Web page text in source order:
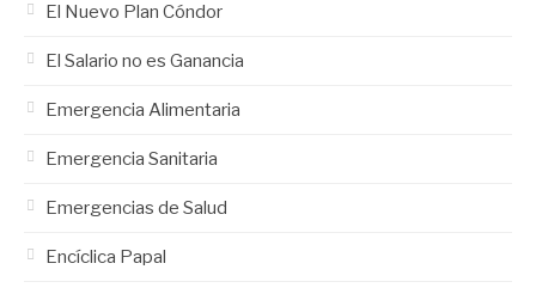
El Nuevo Plan Cóndor
El Salario no es Ganancia
Emergencia Alimentaria
Emergencia Sanitaria
Emergencias de Salud
Encíclica Papal